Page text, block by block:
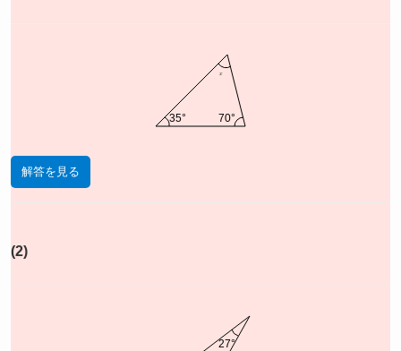
35° 70°
x
解答を見る
(2)
27°